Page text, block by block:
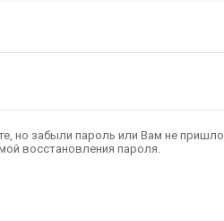
но забыли пароль или Вам не пришло
восстановления пароля.